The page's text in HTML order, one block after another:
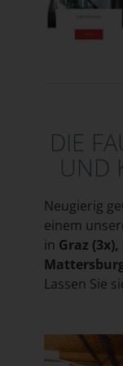
DIE
UND
Neugierig
einem
in Graz
Lassen Sie